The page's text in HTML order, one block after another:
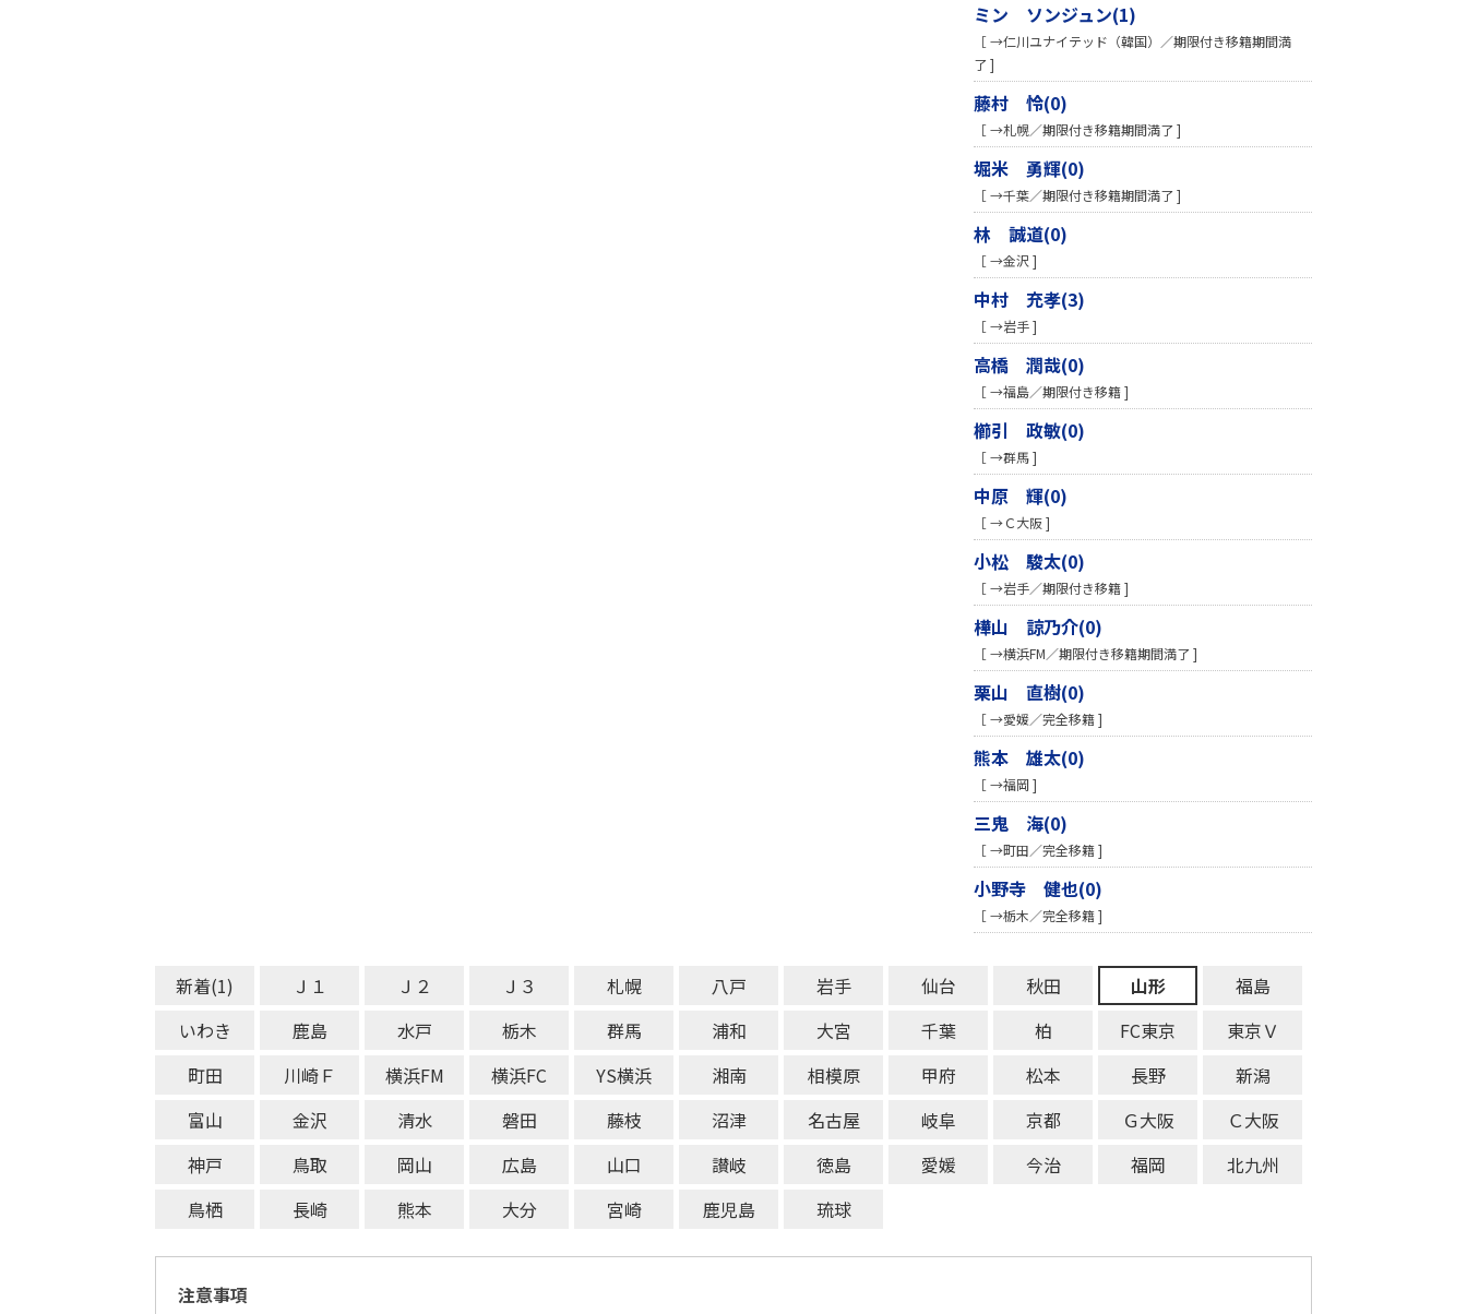
ミン ソンジュン(1)
［ →仁川ユナイテッド（韓国）／期限付き移籍期間満
了 ]
藤村 怜(0)
［ →札幌／期限付き移籍期間満了 ]
堀米 勇輝(0)
［ →千葉／期限付き移籍期間満了 ]
林 誠道(0)
［ →金沢 ]
中村 充孝(3)
［ →岩手 ]
高橋 潤哉(0)
［ →福島／期限付き移籍 ]
櫛引 政敏(0)
［ →群馬 ]
中原 輝(0)
［ →Ｃ大阪 ]
小松 駿太(0)
［ →岩手／期限付き移籍 ]
樺山 諒乃介(0)
［ →横浜FM／期限付き移籍期間満了 ]
栗山 直樹(0)
［ →愛媛／完全移籍 ]
熊本 雄太(0)
［ →福岡 ]
三鬼 海(0)
［ →町田／完全移籍 ]
小野寺 健也(0)
［ →栃木／完全移籍 ]
新着(1) Ｊ１ Ｊ２ Ｊ３ 札幌 八戸 岩手 仙台 秋田 山形
福島
いわき
鹿島 水戸 栃木 群馬 浦和 大宮 千葉 柏 FC東京
東京Ｖ
町田
川崎Ｆ 横浜FM 横浜FC YS横浜 湘南 相模原 甲府 松本 長野
新潟
富山
金沢 清水 磐田 藤枝 沼津 名古屋 岐阜 京都 Ｇ大阪
Ｃ大阪
神戸
鳥取 岡山 広島 山口 讃岐 徳島 愛媛 今治 福岡
北九州
鳥栖
長崎 熊本 大分 宮崎 鹿児島 琉球
注意事項